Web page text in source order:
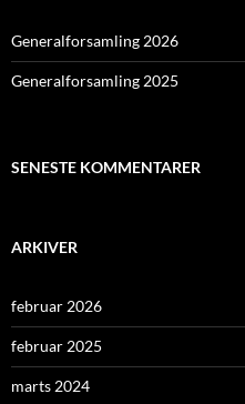
Generalforsamling 2026
Generalforsamling 2025
SENESTE KOMMENTARER
ARKIVER
februar 2026
februar 2025
marts 2024